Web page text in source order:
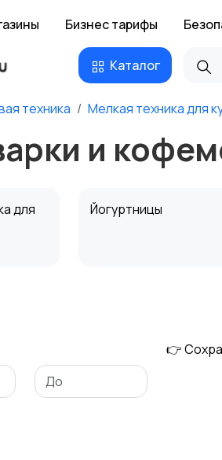
Бизнес тарифы
Каталог
техника Мелкая техника для
и
для
Йогуртницы
Кухонные комбайны,
👉